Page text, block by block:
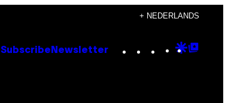
+ NEDERLANDS
Subscribe Newsletter Instagram
TikTok
YouTube
Google